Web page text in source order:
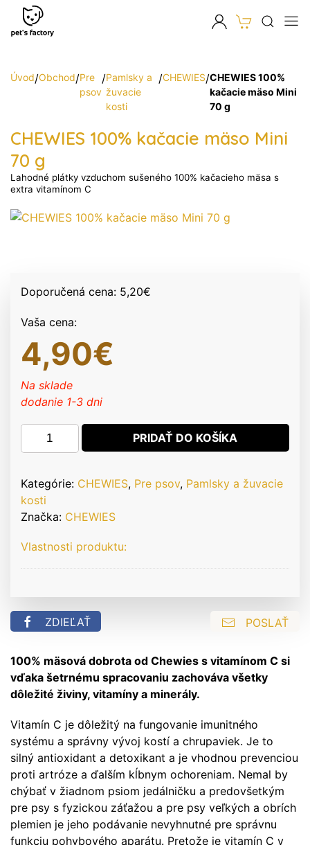
Úvod/Obchod/Pre
psov
/Pamlsky a
žuvacie
kosti
/CHEWIES/CHEWIES 100%
kačacie mäso Mini
70 g
CHEWIES 100% kačacie mäso Mini
70 g
Lahodné plátky vzduchom sušeného 100% kačacieho mäsa s
extra vitamínom C
Doporučená cena: 5,20€
Vaša cena:
4,90€
Na sklade
dodanie 1-3 dni
množstvo
CHEWIES
kačacie
mäso
Mini
g
PRIDAŤ DO KOŠÍKA
Kategórie: CHEWIES, Pre psov, Pamlsky a žuvacie
kosti
Značka: CHEWIES
Vlastnosti produktu:
ZDIEĽAŤ POSLAŤ
100% mäsová dobrota od Chewies s vitamínom C si
vďaka šetrnému spracovaniu zachováva všetky
dôležité živiny, vitamíny a minerály.
Vitamín C je dôležitý na fungovanie imunitného
systému a správny vývoj kostí a chrupaviek. Je to
silný antioxidant a detoxikant a je vhodnou prevenciou
proti artróze a ďalším kĺbnym ochoreniam. Nemal by
chýbať v žiadnom psiom jedálničku a predovšetkým
pre psy s fyzickou záťažou a pre psy veľkých a obrích
plemien je jeho podávanie nevyhnutné pre správnu
funkciu pohybového aparátu. Pretože je vitamín C v